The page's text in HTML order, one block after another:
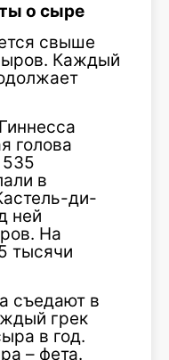
о сыре
свыше
Каждый
голова
535
в
ди-
ней
На
тысячи
съедают в
грек
в год.
– фета.